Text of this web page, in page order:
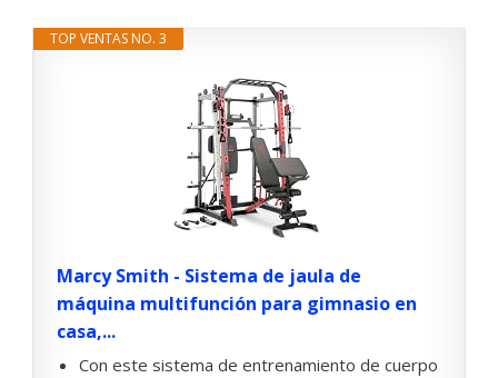
TOP VENTAS NO. 3
Marcy Smith - Sistema de jaula de
máquina multifunción para gimnasio en
casa,...
Con este sistema de entrenamiento de cuerpo